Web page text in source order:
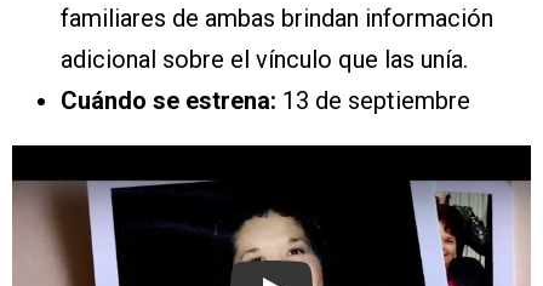
familiares de ambas brindan información
adicional sobre el vínculo que las unía.
Cuándo se estrena: 13 de septiembre